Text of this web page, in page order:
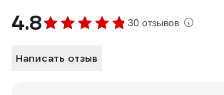
4.8 30 отзывов
Написать отзыв